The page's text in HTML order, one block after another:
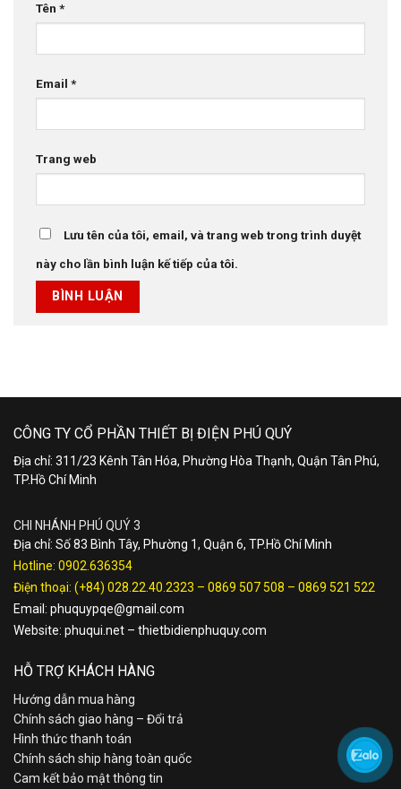
Tên *
Email *
Trang web
Lưu tên của tôi, email, và trang web trong trình duyệt
này cho lần bình luận kế tiếp của tôi.
CÔNG TY CỔ PHẦN THIẾT BỊ ĐIỆN PHÚ QUÝ
Địa chỉ: 311/23 Kênh Tân Hóa, Phường Hòa Thạnh, Quận Tân Phú,
TP.Hồ Chí Minh
CHI NHÁNH PHÚ QUÝ 3
Địa chỉ: Số 83 Bình Tây, Phường 1, Quận 6, TP.Hồ Chí Minh
Hotline: 0902.636354
Điện thoại: (+84) 028.22.40.2323 – 0869 507 508 – 0869 521 522
Email: phuquypqe@gmail.com
Website: phuqui.net – thietbidienphuquy.com
HỖ TRỢ KHÁCH HÀNG
Hướng dẫn mua hàng
Chính sách giao hàng – Đổi trả
Hình thức thanh toán
Chính sách ship hàng toàn quốc
Cam kết bảo mật thông tin